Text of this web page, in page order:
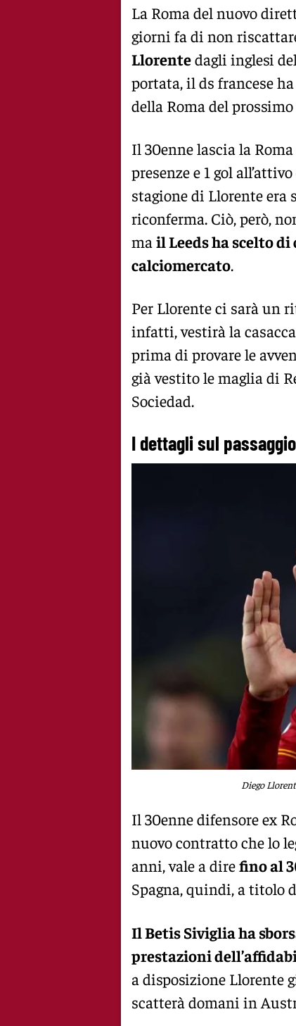
La Roma del nuovo
giorni fa di non
Llorentedagli inglesi
portata, il ds francese
della Roma del
Il 30enne lascia la
presenze e 1 gol
stagione di Llorente
riconferma. Ciò, però,
ma il Leeds ha scelto
calciomercato.
Per Llorente ci sarà un
infatti, vestirà la
prima di provare le
già vestito le maglia di
Sociedad.
I dettagli sul
Diego
Il 30enne difensore ex
nuovo contratto che lo
anni, vale a direfino al
Spagna, quindi, a titolo
Il Betis Siviglia ha
prestazioni
a disposizione Llorente
scatterà domani in